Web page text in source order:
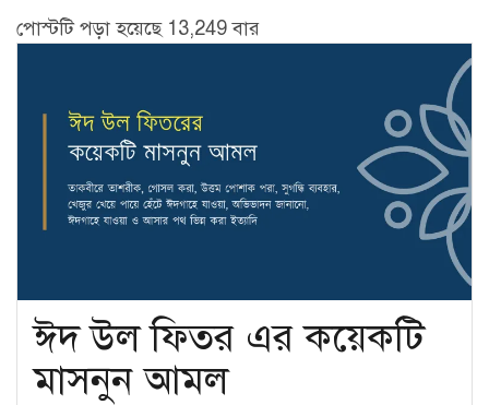
পোস্টটি পড়া হয়েছে 13,249 বার
ঈদ উল ফিতর এর কয়েকটি
মাসনুন আমল